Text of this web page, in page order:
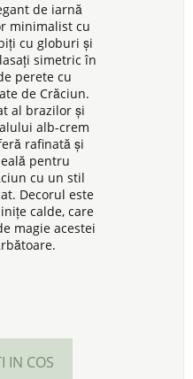
de iarnă
minimalist cu
cu globuri și
simetric în
perete cu
de Crăciun.
al brazilor și
alb-crem
rafinată și
pentru
cu un stil
Decorul este
calde, care
magie acestei
IN COS